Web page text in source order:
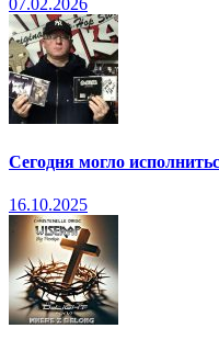
07.02.2026
Сегодня могло
16.10.2025